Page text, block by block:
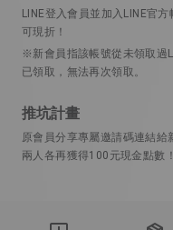
LINE登入會員並加入LINE官
可現折！
※新會員指該帳號從未領取過
已領取，無法再次領取。
推坑計畫
原會員分享專屬邀請碼連結給
兩人各再獲得100元現金點數